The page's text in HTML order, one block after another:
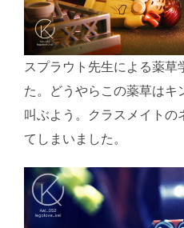
スプラウト先生による薬草
た。どうやらこの薬草はキ
叫ぶよう。クラスメイトの
てしまいました。